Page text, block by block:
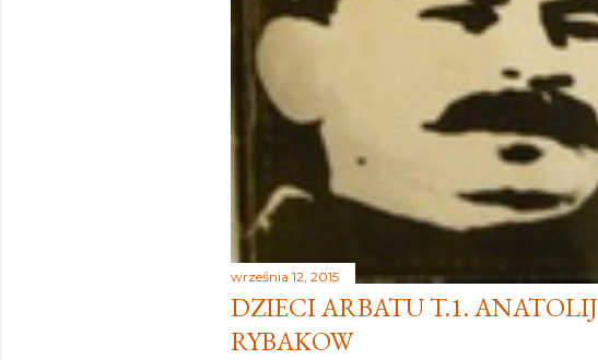
września 12, 2015
DZIECI ARBATU T.1. ANATOLIJ
RYBAKOW